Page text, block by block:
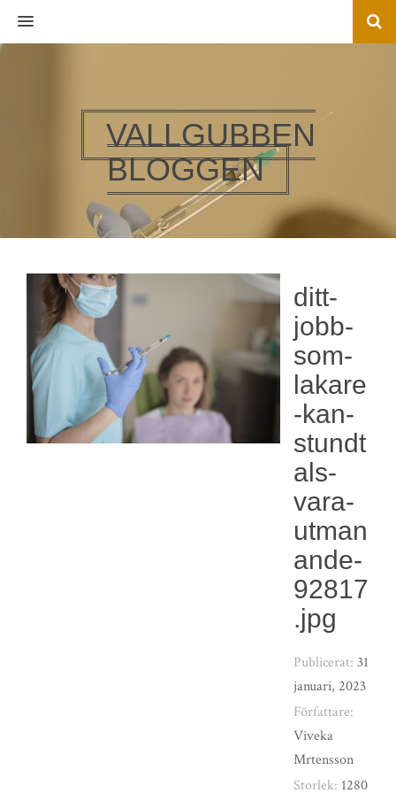
MENU
VALLGUBBEN
BLOGGEN
ditt-
jobb-
som-
lakare
-kan-
stundt
als-
vara-
utman
ande-
92817
.jpg
Publicerat:31
januari, 2023
Författare:
Viveka
Mrtensson
Storlek: 1280